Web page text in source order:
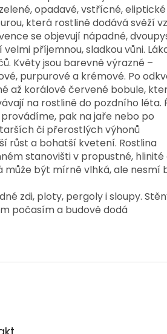
opadavé, vstřícné, eliptické
která rostlině dodává svěží
se objevují nápadné,
příjemnou, sladkou vůni.
Květy jsou barevně výrazné –
purpurové a krémové. Po
až korálově červené bobule,
na rostlině do pozdního léta.
pak na jaře nebo po
či přerostlých výhonů
růst a bohatší kvetení. Rostlina
stanovišti v propustné, hlinité
může být mírně vlhká, ale nesmí
zdi, ploty, pergoly i sloupy.
počasím a budově dodá